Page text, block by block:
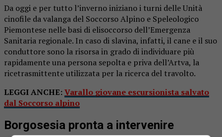
Da oggi e per tutto l’inverno iniziano i turni delle Unità
cinofile da valanga del Soccorso Alpino e Speleologico
Piemontese nelle basi di elisoccorso dell’Emergenza
Sanitaria regionale. In caso di slavina, infatti, il cane e il suo
conduttore sono la risorsa in grado di individuare più
rapidamente una persona sepolta e priva dell’Artva, la
ricetrasmittente utilizzata per la ricerca del travolto.
LEGGI ANCHE:Varallo giovane escursionista salvato
dal Soccorso alpino
Borgosesia pronta a intervenire